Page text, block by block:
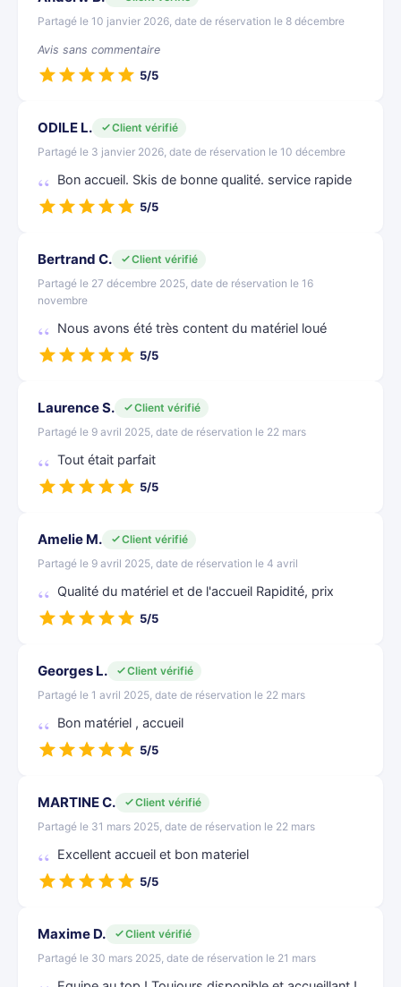
Partagé le 10 janvier 2026, date de réservation le 8 décembre
Avis sans commentaire
5/5
ODILE L.
Client vérifié
Partagé le 3 janvier 2026, date de réservation le 10 décembre
Bon accueil. Skis de bonne qualité. service rapide
5/5
Bertrand C.
Client vérifié
Partagé le 27 décembre 2025, date de réservation le 16
novembre
Nous avons été très content du matériel loué
5/5
Laurence S.
Client vérifié
Partagé le 9 avril 2025, date de réservation le 22 mars
Tout était parfait
5/5
Amelie M.
Client vérifié
Partagé le 9 avril 2025, date de réservation le 4 avril
Qualité du matériel et de l'accueil Rapidité, prix
5/5
Georges L.
Client vérifié
Partagé le 1 avril 2025, date de réservation le 22 mars
Bon matériel , accueil
5/5
MARTINE C.
Client vérifié
Partagé le 31 mars 2025, date de réservation le 22 mars
Excellent accueil et bon materiel
5/5
Maxime D.
Client vérifié
Partagé le 30 mars 2025, date de réservation le 21 mars